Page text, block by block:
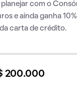
com o
e ainda ganha
carta de crédito.
200.000